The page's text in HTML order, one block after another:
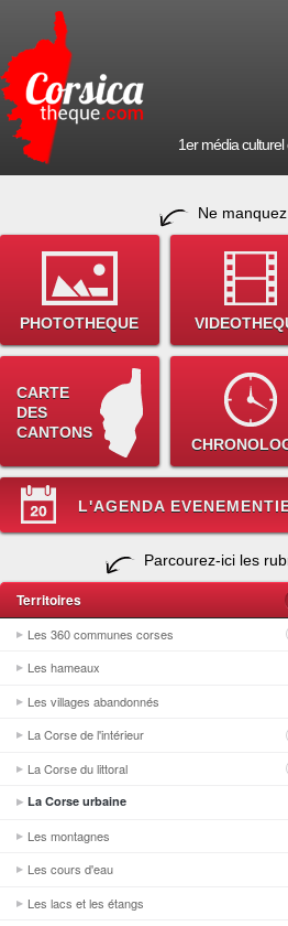
1er média culturel
Ne manquez
PHOTOTHEQUE
CARTE
DES
CANTONS
L'AGENDA
Parcourez-ici les
Territoires
Les 360 communes corses
Les hameaux
Les villages abandonnés
La Corse de l'intérieur
La Corse du littoral
La Corse urbaine
Les montagnes
Les cours d'eau
Les lacs et les étangs